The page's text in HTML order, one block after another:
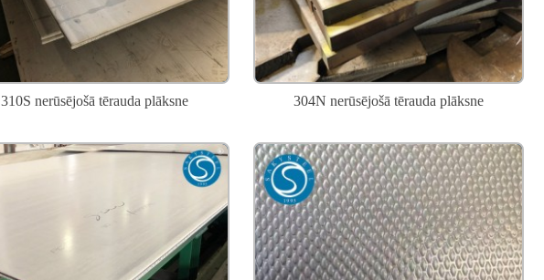
310S nerūsējošā tērauda plāksne 304N nerūsējošā tērauda plāksne